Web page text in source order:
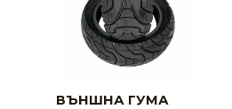
ВЪНШНА ГУМА